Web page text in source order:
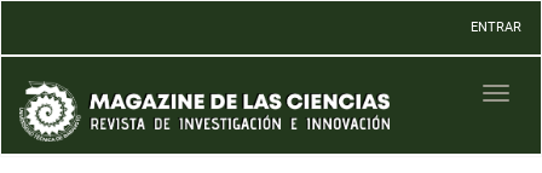
Contenido
principal
Barra
lateral
ENTRAR